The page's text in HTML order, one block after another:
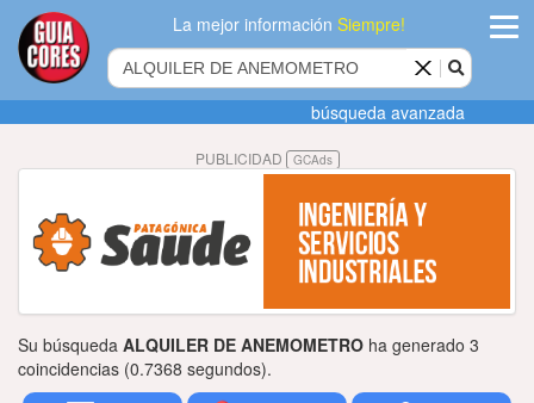
La mejor informaciónSiempre!
Agregar
empresa
Publicidad
búsqueda avanzada
PUBLICIDAD GCAds
Su búsqueda ALQUILER DE ANEMOMETRO ha generado 3
coincidencias (0.7368 segundos).